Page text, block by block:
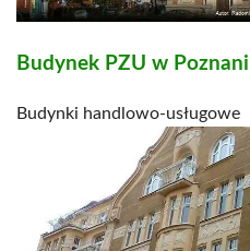
Budynek PZU w
Budynki handlowo-usługowe